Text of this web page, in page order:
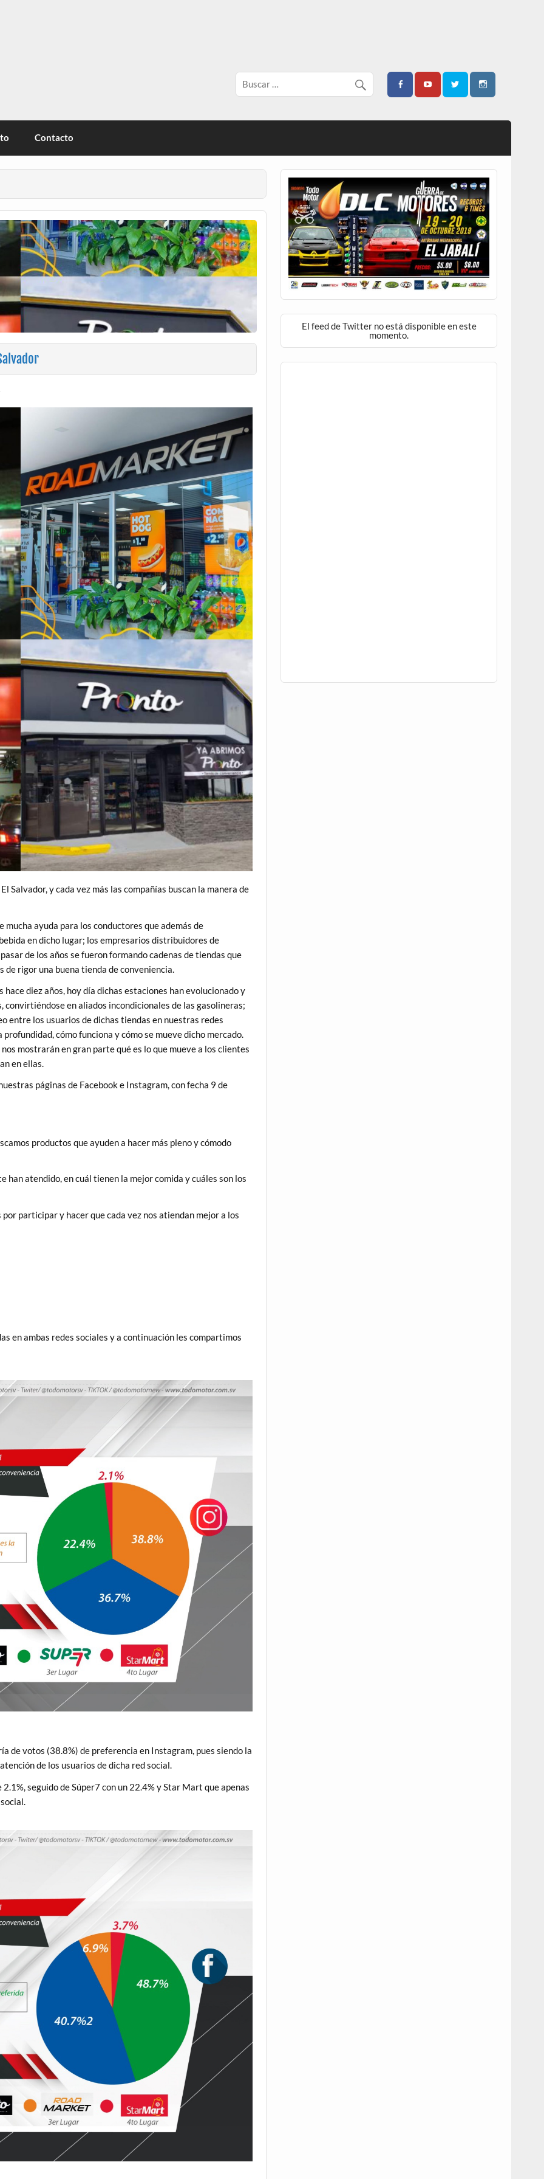
Contacto
Salvador, y cada vez más las compañías buscan la manera de
ayuda para los conductores que además de
en dicho lugar; los empresarios distribuidores de
de los años se fueron formando cadenas de tiendas que
rigor una buena tienda de conveniencia.
diez años, hoy día dichas estaciones han evolucionado y
en aliados incondicionales de las gasolineras;
entre los usuarios de dichas tiendas en nuestras redes
cómo funciona y cómo se mueve dicho mercado.
mostrarán en gran parte qué es lo que mueve a los clientes
en ellas.
páginas de Facebook e Instagram, con fecha 9 de
productos que ayuden a hacer más pleno y cómodo
han atendido, en cuál tienen la mejor comida y cuáles son los
participar y hacer que cada vez nos atiendan mejor a los
en ambas redes sociales y a continuación les compartimos
de votos (38.8%) de preferencia en Instagram, pues siendo la
de los usuarios de dicha red social.
seguido de Súper7 con un 22.4% y Star Mart que apenas
El feed de Twitter no está disponible en este
momento.